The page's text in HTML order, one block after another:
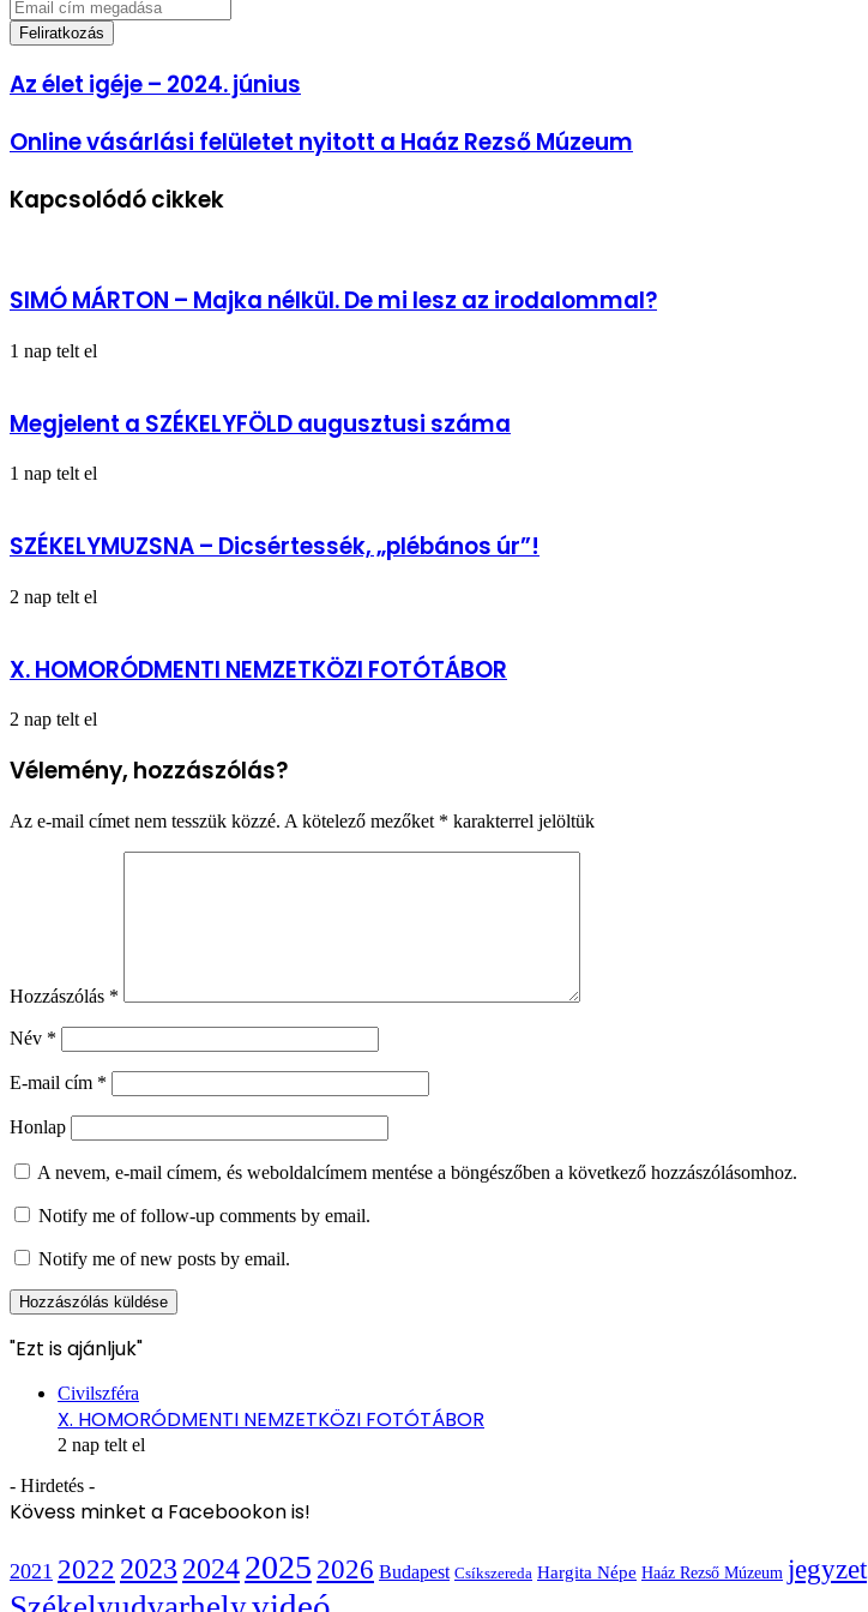
cím
megadása
Az
élet
–
Az élet igéje – 2024. június
Online
vásárlási
nyitott
Múzeum
Online vásárlási felületet nyitott a Haáz Rezső Múzeum
Kapcsolódó cikkek
SIMÓ MÁRTON – Majka nélkül. De mi lesz az irodalommal?
1 nap telt el
Megjelent a SZÉKELYFÖLD augusztusi száma
1 nap telt el
SZÉKELYMUZSNA – Dicsértessék, „plébános úr”!
2 nap telt el
X. HOMORÓDMENTI NEMZETKÖZI FOTÓTÁBOR
2 nap telt el
Vélemény, hozzászólás?
Az e-mail címet nem tesszük közzé. A kötelező mezőket * karakterrel jelöltük
Hozzászólás *
Név *
E-mail cím *
Honlap
A nevem, e-mail címem, és weboldalcímem mentése a böngészőben a következő hozzászólásomhoz.
Notify me of follow-up comments by email.
Notify me of new posts by email.
"Ezt is ajánljuk"
Civilszféra
X. HOMORÓDMENTI NEMZETKÖZI FOTÓTÁBOR
2 nap telt el
- Hirdetés -
Kövess minket a Facebookon is!
2021 2022 2023 20242025 2026 Budapest Csíkszereda Hargita Népe Haáz Rezső Múzeum jegyzet